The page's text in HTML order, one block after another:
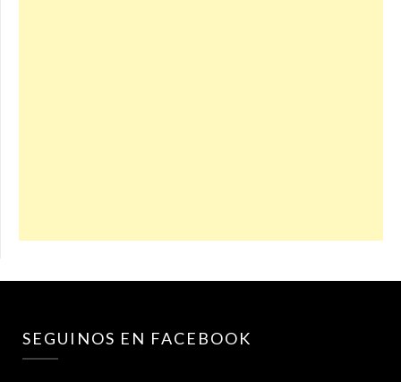
SEGUINOS EN FACEBOOK